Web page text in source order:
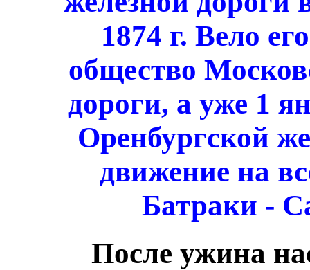
1874 г. Вело
общество
дороги, а уже 1
Оренбургской
движение на
Батраки -
После ужина